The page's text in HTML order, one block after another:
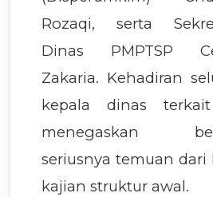
Rozaqi, serta
Dinas PMPTSP
Zakaria. Kehadiran
kepala dinas
menegaskan
seriusnya temuan dari
kajian struktur awal.